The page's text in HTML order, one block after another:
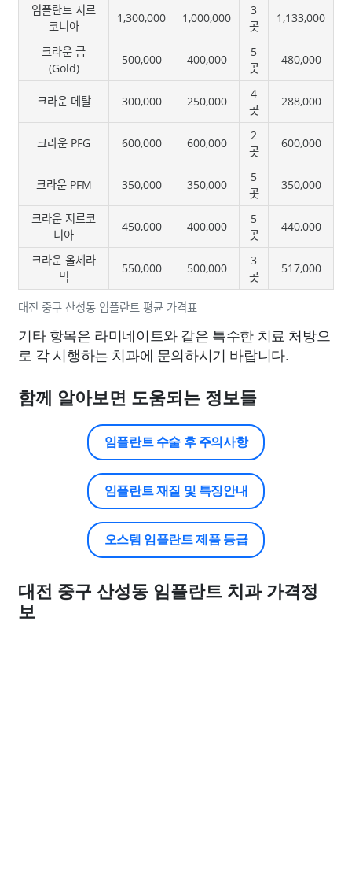
대전 중구 산성동 임플란트 평균 가격표
임플란트 지르
코니아
1,300,000 1,000,000
3
곳
1,133,000
크라운 금
(Gold)
500,000 400,000
5
곳
480,000
크라운 메탈 300,000 250,000
4
곳
288,000
크라운 PFG 600,000 600,000
2
곳
600,000
크라운 PFM 350,000 350,000
5
곳
350,000
크라운 지르코
니아
450,000 400,000
5
곳
440,000
크라운 올세라
믹
550,000 500,000
3
곳
517,000
기타 항목은 라미네이트와 같은 특수한 치료 처방으
로 각 시행하는 치과에 문의하시기 바랍니다.
함께 알아보면 도움되는 정보들
임플란트 수술 후 주의사항
임플란트 재질 및 특징안내
오스템 임플란트 제품 등급
대전 중구 산성동 임플란트 치과 가격정
보